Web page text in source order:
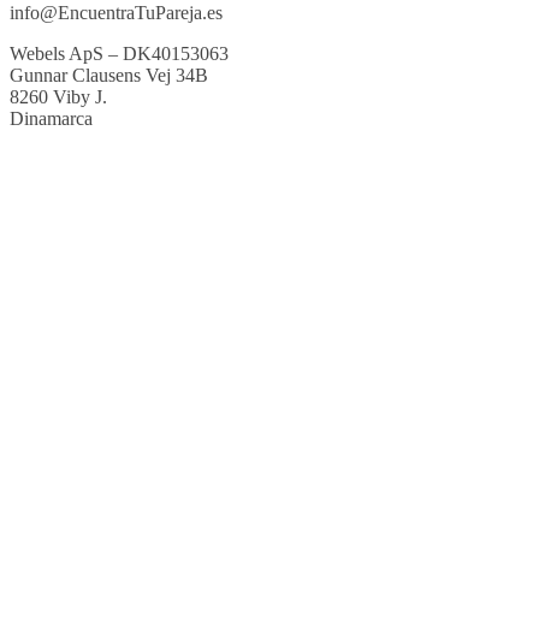
info@EncuentraTuPareja.es
Webels ApS – DK40153063
Gunnar Clausens Vej 34B
8260 Viby J.
Dinamarca